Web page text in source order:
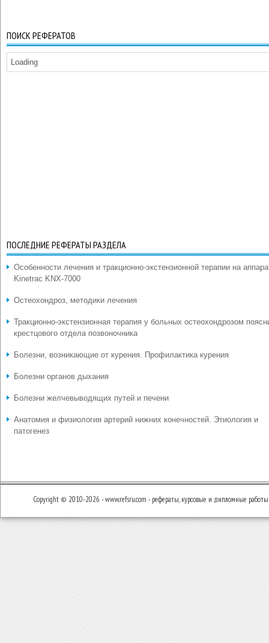
ПОИСК РЕФЕРАТОВ
Loading
ПОСЛЕДНИЕ РЕФЕРАТЫ РАЗДЕЛА
Особенности лечения и тракционно-экстензионной терапии на
Kinetrac KNX-7000
Остеохондроз, методики лечения
Тракционно-экстензионная терапия у больных остеохондрозом
крестцового отдела позвоночника
Болезни, возникающие от курения. Профилактика курения
Болезни органов дыхания
Болезни желчевыводящих путей и печени
Анатомия и физиология артерий нижних конечностей. Этиология и
патогенез
Copyright © 2010-2026 - www.refsru.com - рефераты, курсовые и дипломные работы